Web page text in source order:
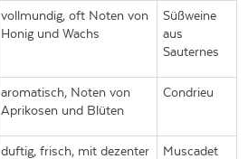
vollmundig, oft Noten von
Honig und Wachs
Süßweine
aus
Sauternes
aromatisch, Noten von
Aprikosen und Blüten
Condrieu
duftig, frisch, mit dezenter
Muscadet